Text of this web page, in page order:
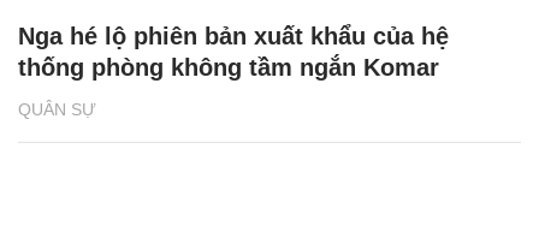
QUÂN SỰ
Nga hé lộ phiên bản xuất khẩu của hệ
thống phòng không tầm ngắn Komar